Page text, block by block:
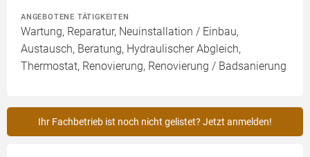
ANGEBOTENE TÄTIGKEITEN
Wartung, Reparatur, Neuinstallation / Einbau,
Austausch, Beratung, Hydraulischer Abgleich,
Thermostat, Renovierung, Renovierung / Badsanierung
Ihr Fachbetrieb ist noch nicht gelistet? Jetzt anmelden!